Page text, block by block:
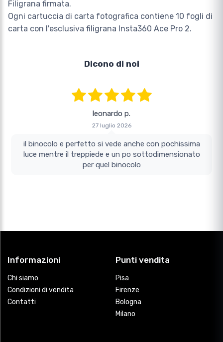
Filigrana firmata.
Ogni cartuccia di carta fotografica contiene 10 fogli di
carta con l'esclusiva filigrana Insta360 Ace Pro 2.
Dicono di noi
leonardo p.
27 luglio 2026
il binocolo e perfetto si vede anche con pochissima
luce mentre il treppiede e un po sottodimensionato
per quel binocolo
Informazioni
Chi siamo
Condizioni di vendita
Contatti
Punti vendita
Pisa
Firenze
Bologna
Milano